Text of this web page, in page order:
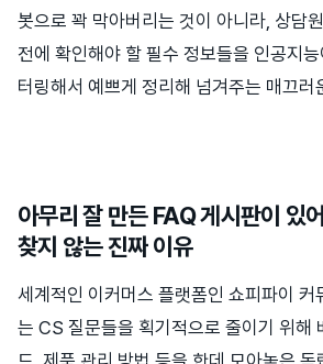
봇으로 꽉 막아버리는 것이 아니라, 상담
전에 확인해야 할 필수 정보들을 인공지
터링해서 예쁘게 정리해 넘겨주는 매끄러
아무리 잘 만든 FAQ 게시판이 있
찾지 않는 진짜 이유
세계적인 이커머스 플랫폼인 쇼피파이 커
는 CS 질문들을 획기적으로 줄이기 위해